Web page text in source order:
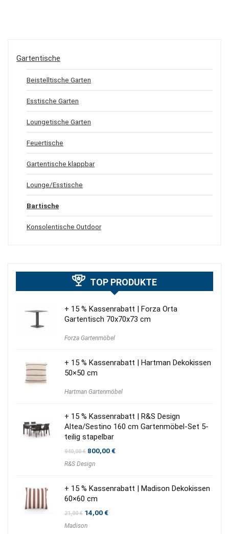
Gartentische
Beistelltische Garten
Esstische Garten
Loungetische Garten
Feuertische
Gartentische klappbar
Lounge/Esstische
Bartische
Konsolentische Outdoor
TOP PRODUKTE
+ 15 % Kassenrabatt | Forza Orta
Gartentisch 70x70x73 cm
Forza Gartenmöbel
+ 15 % Kassenrabatt | Hartman Dekokissen
50×50 cm
Hartman Gartenmöbel
+ 15 % Kassenrabatt | R&S Design
Altea/Sestino 160 cm Gartenmöbel-Set 5-
teilig stapelbar
940,00€ Ursprünglicher
war:
800,00€Aktueller
R&S Design
+ 15 % Kassenrabatt | Madison Dekokissen
60×60 cm
21,00€ Ursprünglicher
war:
14,00€Aktueller
Madison